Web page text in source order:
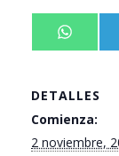
en
W
h
s
A
p
p
DETALLES
Comienza:
2 noviembre,